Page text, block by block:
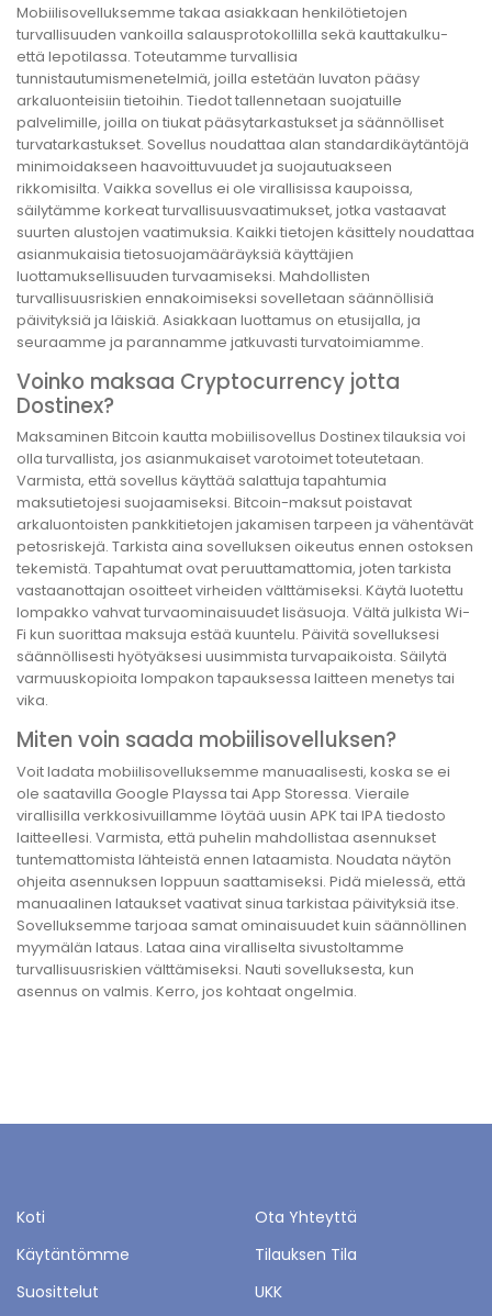
Mobiilisovelluksemme takaa asiakkaan henkilötietojen
turvallisuuden vankoilla salausprotokollilla sekä kauttakulku-
että lepotilassa. Toteutamme turvallisia
tunnistautumismenetelmiä, joilla estetään luvaton pääsy
arkaluonteisiin tietoihin. Tiedot tallennetaan suojatuille
palvelimille, joilla on tiukat pääsytarkastukset ja säännölliset
turvatarkastukset. Sovellus noudattaa alan standardikäytäntöjä
minimoidakseen haavoittuvuudet ja suojautuakseen
rikkomisilta. Vaikka sovellus ei ole virallisissa kaupoissa,
säilytämme korkeat turvallisuusvaatimukset, jotka vastaavat
suurten alustojen vaatimuksia. Kaikki tietojen käsittely noudattaa
asianmukaisia tietosuojamääräyksiä käyttäjien
luottamuksellisuuden turvaamiseksi. Mahdollisten
turvallisuusriskien ennakoimiseksi sovelletaan säännöllisiä
päivityksiä ja läiskiä. Asiakkaan luottamus on etusijalla, ja
seuraamme ja parannamme jatkuvasti turvatoimiamme.
Voinko maksaa Cryptocurrency jotta
Dostinex?
Maksaminen Bitcoin kautta mobiilisovellus Dostinex tilauksia voi
olla turvallista, jos asianmukaiset varotoimet toteutetaan.
Varmista, että sovellus käyttää salattuja tapahtumia
maksutietojesi suojaamiseksi. Bitcoin-maksut poistavat
arkaluontoisten pankkitietojen jakamisen tarpeen ja vähentävät
petosriskejä. Tarkista aina sovelluksen oikeutus ennen ostoksen
tekemistä. Tapahtumat ovat peruuttamattomia, joten tarkista
vastaanottajan osoitteet virheiden välttämiseksi. Käytä luotettu
lompakko vahvat turvaominaisuudet lisäsuoja. Vältä julkista Wi-
Fi kun suorittaa maksuja estää kuuntelu. Päivitä sovelluksesi
säännöllisesti hyötyäksesi uusimmista turvapaikoista. Säilytä
varmuuskopioita lompakon tapauksessa laitteen menetys tai
vika.
Miten voin saada mobiilisovelluksen?
Voit ladata mobiilisovelluksemme manuaalisesti, koska se ei
ole saatavilla Google Playssa tai App Storessa. Vieraile
virallisilla verkkosivuillamme löytää uusin APK tai IPA tiedosto
laitteellesi. Varmista, että puhelin mahdollistaa asennukset
tuntemattomista lähteistä ennen lataamista. Noudata näytön
ohjeita asennuksen loppuun saattamiseksi. Pidä mielessä, että
manuaalinen lataukset vaativat sinua tarkistaa päivityksiä itse.
Sovelluksemme tarjoaa samat ominaisuudet kuin säännöllinen
myymälän lataus. Lataa aina viralliselta sivustoltamme
turvallisuusriskien välttämiseksi. Nauti sovelluksesta, kun
asennus on valmis. Kerro, jos kohtaat ongelmia.
Koti
Ota Yhteyttä
Käytäntömme
Tilauksen Tila
Suosittelut
UKK